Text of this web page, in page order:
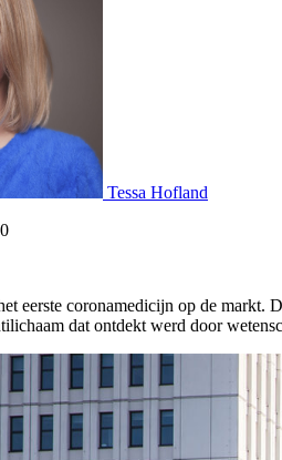
Tessa Hofland
eerste coronamedicijn op de markt.
dat ontdekt werd door